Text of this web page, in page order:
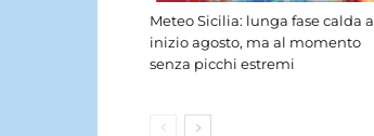
Meteo Sicilia: lunga fase calda a
inizio agosto, ma al momento
senza picchi estremi